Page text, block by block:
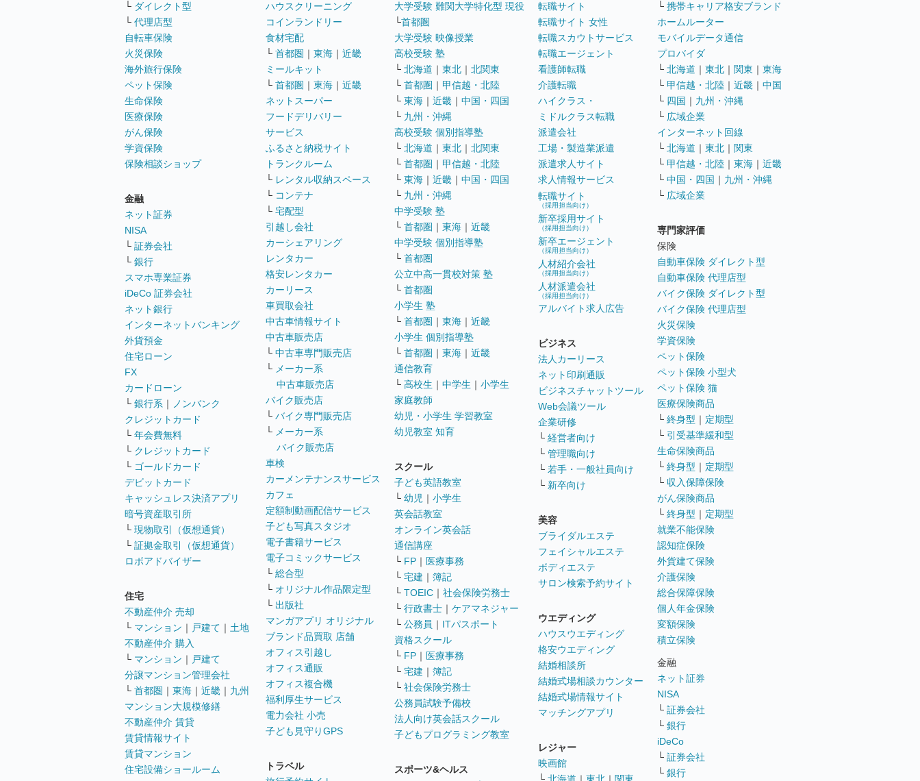
└ ダイレクト型
└ 代理店型
自転車保険
火災保険
海外旅行保険
ペット保険
生命保険
医療保険
がん保険
学資保険
保険相談ショップ
金融
ネット証券
NISA
└ 証券会社
└ 銀行
スマホ専業証券
iDeCo 証券会社
ネット銀行
インターネットバンキング
外貨預金
住宅ローン
FX
カードローン
└ 銀行系 ｜
ノンバンク
クレジットカード
└ 年会費無料
└ クレジットカード
└ ゴールドカード
デビットカード
キャッシュレス決済アプリ
暗号資産取引所
└ 現物取引（仮想通貨）
└ 証拠金取引（仮想通貨）
ロボアドバイザー
住宅
不動産仲介 売却
└ マンション ｜ 戸建て ｜ 土地
不動産仲介 購入
└ マンション ｜ 戸建て
分譲マンション管理会社
└ 首都圏 ｜ 東海 ｜ 近畿 ｜ 九州
マンション大規模修繕
不動産仲介 賃貸
賃貸情報サイト
賃貸マンション
住宅設備ショールーム
ハウスクリーニング
コインランドリー
食材宅配
└ 首都圏 ｜ 東海 ｜ 近畿
ミールキット
└ 首都圏 ｜ 東海 ｜ 近畿
ネットスーパー
フードデリバリー
サービス
ふるさと納税サイト
トランクルーム
└ レンタル収納スペース
└ コンテナ
└ 宅配型
引越し会社
カーシェアリング
レンタカー
格安レンタカー
カーリース
車買取会社
中古車情報サイト
中古車販売店
└ 中古車専門販売店
└ メーカー系
中古車販売店
バイク販売店
└ バイク専門販売店
└ メーカー系
バイク販売店
車検
カーメンテナンスサービス
カフェ
定額制動画配信サービス
子ども写真スタジオ
電子書籍サービス
電子コミックサービス
└ 総合型
└ オリジナル作品限定型
└ 出版社
マンガアプリ オリジナル
ブランド品買取 店舗
オフィス引越し
オフィス通販
オフィス複合機
福利厚生サービス
電力会社 小売
子ども見守りGPS
トラベル
大学受験 難関大学特化型 現役
└首都圏
大学受験 映像授業
高校受験 塾
└ 北海道 ｜ 東北 ｜ 北関東
└ 首都圏 ｜ 甲信越・北陸
└ 東海 ｜ 近畿 ｜ 中国・四国
└ 九州・沖縄
高校受験 個別指導塾
└ 北海道 ｜ 東北 ｜ 北関東
└ 首都圏 ｜ 甲信越・北陸
└ 東海 ｜ 近畿 ｜ 中国・四国
└ 九州・沖縄
中学受験 塾
└ 首都圏 ｜ 東海 ｜ 近畿
中学受験 個別指導塾
└ 首都圏
公立中高一貫校対策 塾
└ 首都圏
小学生 塾
└ 首都圏 ｜ 東海 ｜ 近畿
小学生 個別指導塾
└ 首都圏 ｜ 東海 ｜ 近畿
通信教育
└ 高校生 ｜ 中学生 ｜ 小学生
家庭教師
幼児・小学生 学習教室
幼児教室 知育
スクール
子ども英語教室
└ 幼児 ｜ 小学生
英会話教室
オンライン英会話
通信講座
└ FP ｜ 医療事務
└ 宅建 ｜ 簿記
└ TOEIC ｜ 社会保険労務士
└ 行政書士 ｜ ケアマネジャー
└ 公務員 ｜ ITパスポート
資格スクール
└ FP ｜ 医療事務
└ 宅建 ｜ 簿記
└ 社会保険労務士
公務員試験予備校
法人向け英会話スクール
子どもプログラミング教室
スポーツ&ヘルス
転職サイト
転職サイト 女性
転職スカウトサービス
転職エージェント
看護師転職
介護転職
ハイクラス・
ミドルクラス転職
派遣会社
工場・製造業派遣
派遣求人サイト
求人情報サービス
転職サイト
（採用担当向け）
新卒採用サイト
（採用担当向け）
新卒エージェント
（採用担当向け）
人材紹介会社
（採用担当向け）
人材派遣会社
（採用担当向け）
アルバイト求人広告
ビジネス
法人カーリース
ネット印刷通販
ビジネスチャットツール
Web会議ツール
企業研修
└ 経営者向け
└ 管理職向け
└ 若手・一般社員向け
└ 新卒向け
美容
ブライダルエステ
フェイシャルエステ
ボディエステ
サロン検索予約サイト
ウエディング
ハウスウエディング
格安ウエディング
結婚相談所
結婚式場相談カウンター
結婚式場情報サイト
マッチングアプリ
レジャー
映画館
└ 携帯キャリア格安ブランド
ホームルーター
モバイルデータ通信
プロバイダ
└ 北海道 ｜ 東北 ｜ 関東 ｜ 東海
└ 甲信越・北陸 ｜ 近畿 ｜ 中国
└ 四国 ｜ 九州・沖縄
└ 広域企業
インターネット回線
└ 北海道 ｜ 東北 ｜ 関東
└ 甲信越・北陸 ｜ 東海 ｜ 近畿
└ 中国・四国 ｜ 九州・沖縄
└ 広域企業
専門家評価
保険
自動車保険 ダイレクト型
自動車保険 代理店型
バイク保険 ダイレクト型
バイク保険 代理店型
火災保険
学資保険
ペット保険
ペット保険 小型犬
ペット保険 猫
医療保険商品
└ 終身型 ｜ 定期型
└ 引受基準緩和型
生命保険商品
└ 終身型 ｜ 定期型
└ 収入保障保険
がん保険商品
└ 終身型 ｜ 定期型
就業不能保険
認知症保険
外貨建て保険
介護保険
総合保障保険
個人年金保険
変額保険
積立保険
金融
ネット証券
NISA
└ 証券会社
└ 銀行
iDeCo
└ 証券会社
└ 銀行